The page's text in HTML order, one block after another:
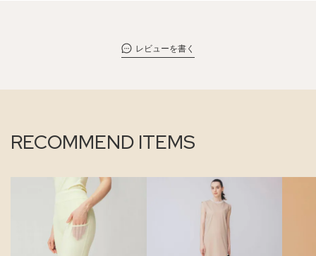
レビューを書く
RECOMMEND ITEMS